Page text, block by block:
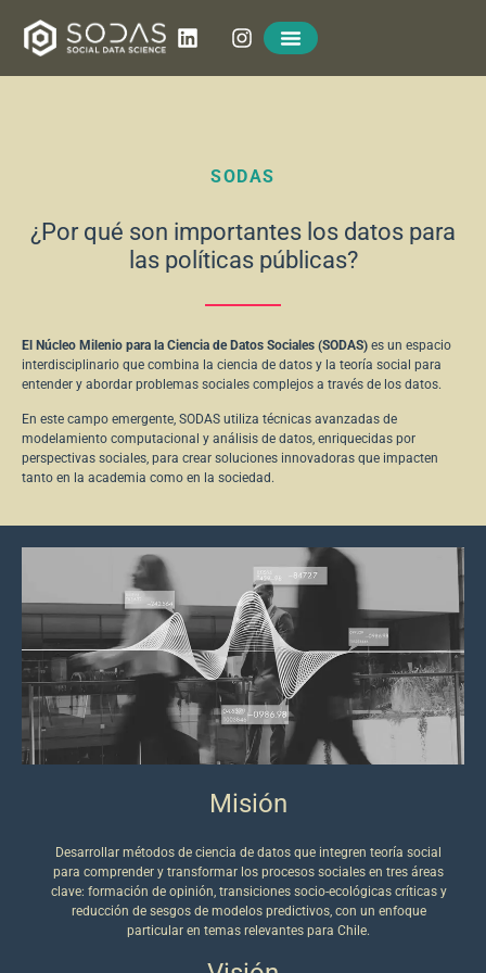
SODAS
¿Por qué son importantes los datos para
las políticas públicas?
El Núcleo Milenio para la Ciencia de Datos Sociales (SODAS) es un espacio
interdisciplinario que combina la ciencia de datos y la teoría social para
entender y abordar problemas sociales complejos a través de los datos.
En este campo emergente, SODAS utiliza técnicas avanzadas de
modelamiento computacional y análisis de datos, enriquecidas por
perspectivas sociales, para crear soluciones innovadoras que impacten
tanto en la academia como en la sociedad.
Misión
Desarrollar métodos de ciencia de datos que integren teoría social
para comprender y transformar los procesos sociales en tres áreas
clave: formación de opinión, transiciones socio-ecológicas críticas y
reducción de sesgos de modelos predictivos, con un enfoque
particular en temas relevantes para Chile.